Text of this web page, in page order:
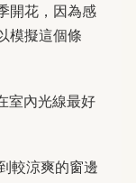
開花，因為感
模擬這個條
室內光線最好
較涼爽的窗邊